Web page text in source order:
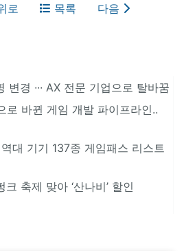
로 목록 다음
변경 ∙∙∙ AX 전문 기업으로 탈바꿈
로 바뀐 게임 개발 파이프라인..
대 기기 137종 게임패스 리스트
축제 맞아 ‘산나비’ 할인